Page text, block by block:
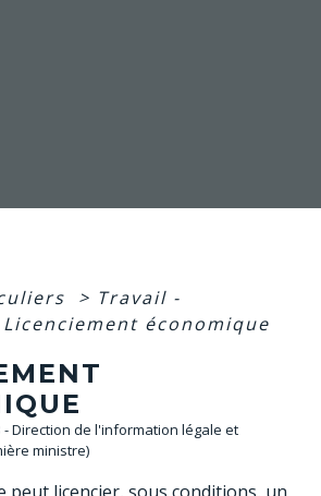
> Travail -
Licenciement économique
- Direction de l'information légale et
ministre)